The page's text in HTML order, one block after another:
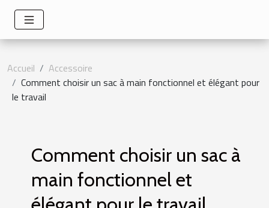
Accueil
Accessoire
Comment choisir un sac à main fonctionnel et élégant pour
le travail
Comment choisir un sac à
main fonctionnel et